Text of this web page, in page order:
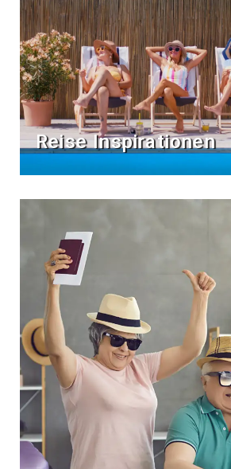
Reise Inspirationen